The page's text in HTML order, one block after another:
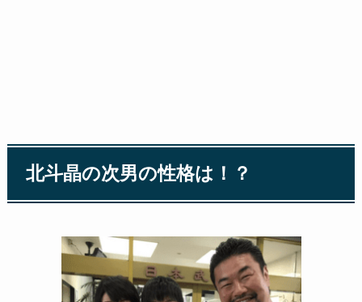
北斗晶の次男の性格は！？